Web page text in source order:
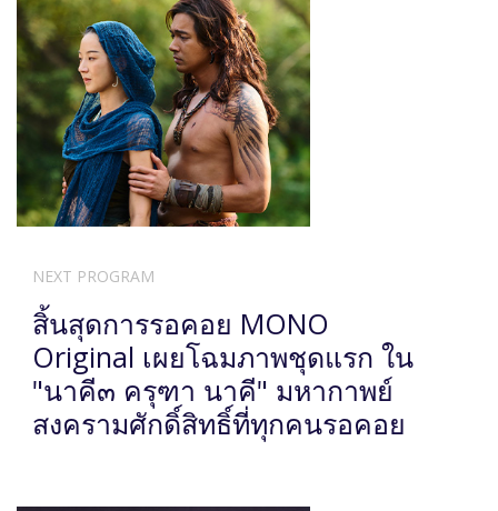
NEXT PROGRAM
สิ้นสุดการรอคอย MONO
Original เผยโฉมภาพชุดแรก ใน
"นาคี๓ ครุฑา นาคี" มหากาพย์
สงครามศักดิ์สิทธิ์ที่ทุกคนรอคอย